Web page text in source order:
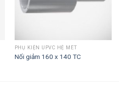
PHỤ KIỆN UPVC HỆ MÉT
Nối giảm 160 x 140 TC